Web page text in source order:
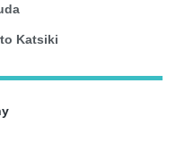
Katsiki